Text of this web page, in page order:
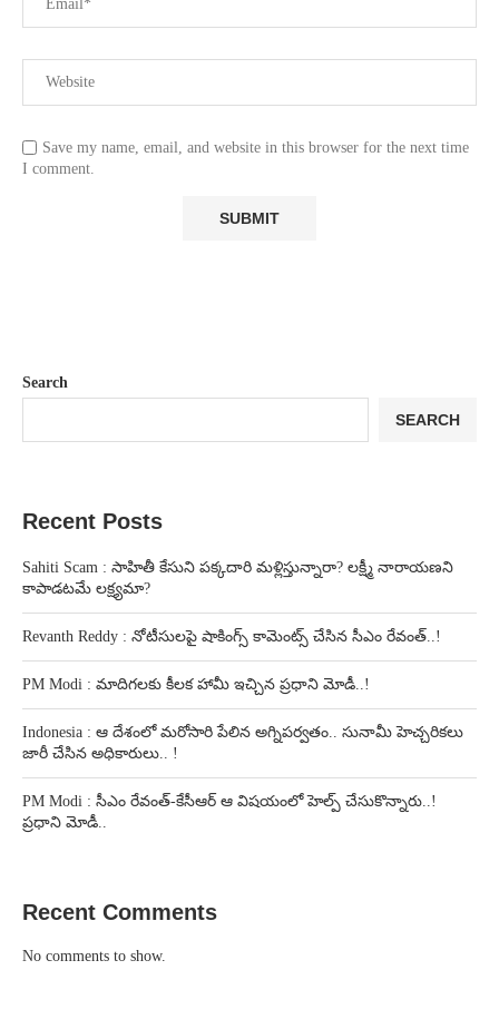
Save my name, email, and website in this browser for the next time
I comment.
Search
SEARCH
Recent Posts
Sahiti Scam : సాహితీ కేసుని పక్కదారి మళ్లిస్తున్నారా? లక్ష్మీ నారాయణని
కాపాడటమే లక్ష్యమా?
Revanth Reddy : నోటీసులపై షాకింగ్స్ కామెంట్స్ చేసిన సీఎం రేవంత్..!
PM Modi : మాదిగలకు కీలక హామీ ఇచ్చిన ప్రధాని మోడీ..!
Indonesia : ఆ దేశంలో మరోసారి పేలిన అగ్నిపర్వతం.. సునామీ హెచ్చరికలు
జారీ చేసిన అధికారులు.. !
PM Modi : సీఎం రేవంత్-కేసీఆర్ ఆ విషయంలో హెల్ప్ చేసుకొన్నారు..!
ప్రధాని మోడీ..
Recent Comments
No comments to show.